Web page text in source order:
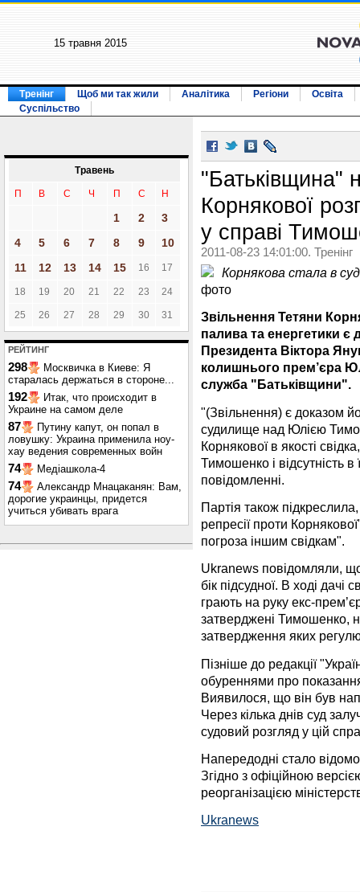
15 травня 2015
Тренінг Щоб ми так жили Аналітика Регіони
Освіта
Суспільство
Травень
П В С Ч П С Н
1 2
3
4
5 6 7 8 9
10
11
12 13 14 15 16 17
18 19 20 21 22 23 24
25 26 27 28 29 30 31
РЕЙТИНГ
298
Москвичка в Киеве: Я
старалась держаться в стороне...
192
Итак, что происходит в
Украине на самом деле
87
Путину капут, он попал в
ловушку: Украина применила ноу-
хау ведения современных войн
74 Медіашкола-4
74
Александр Мнацаканян: Вам,
дорогие украинцы, придется
учиться убивать врага
"Батьківщина"
Корнякової
у справі
2011-08-23 14:01:00. Тренінг
Корнякова стала в
фото
Звільнення Тетяни
палива та енергетики є
Президента Віктора
колишнього прем’єра
служба "Батьківщини".
"(Звільнення) є доказом
судилище над Юлією
Корнякової в якості
Тимошенко і відсутність в
повідомленні.
Партія також
репресії проти
погроза іншим свідкам".
Ukranews повідомляли,
бік підсудної. В ході дачі
грають на руку екс-
затверджені Тимошенко,
затвердження яких
Пізніше до редакції
обуреннями про
Виявилося, що він був
Через кілька днів суд
судовий розгляд у цій
Напередодні стало
Згідно з офіційною
реорганізацією
Ukranews